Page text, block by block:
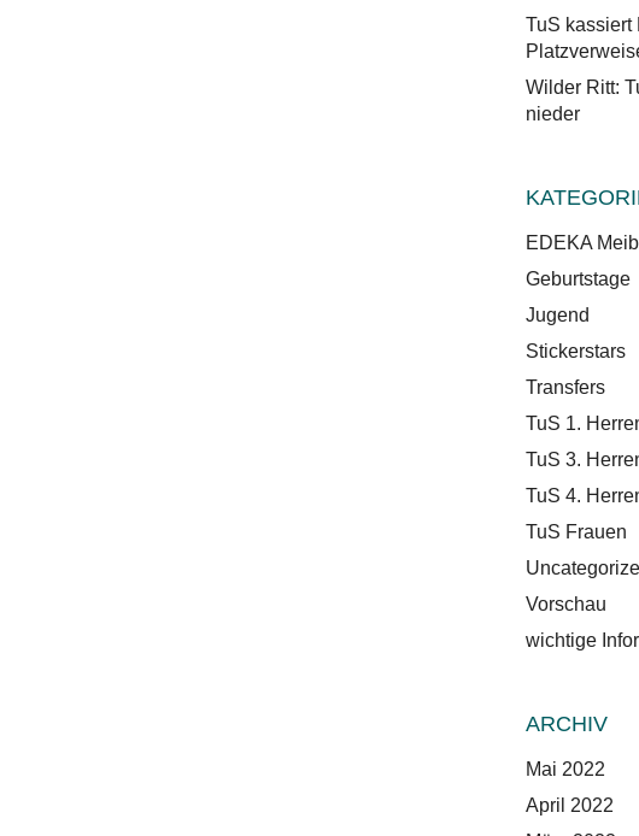
TuS kassiert
Wilder Ritt:
nieder
EDEKA
Geburtstage
Jugend
Stickerstars
Transfers
TuS 1.
TuS 3.
TuS 4.
TuS Frauen
Vorschau
wichtige
ARCHIV
Mai 2022
April 2022